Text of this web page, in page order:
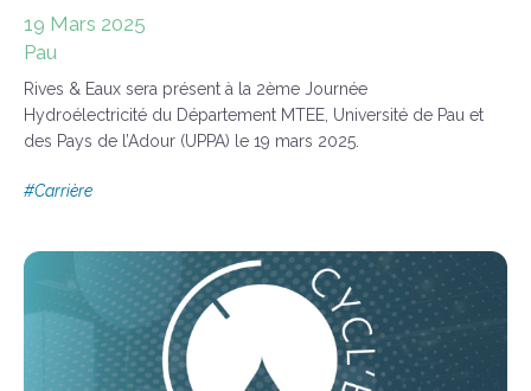
19 Mars 2025
Pau
Rives & Eaux sera présent à la 2ème Journée
Hydroélectricité du Département MTEE, Université de Pau et
des Pays de l’Adour (UPPA) le 19 mars 2025.
#Carrière